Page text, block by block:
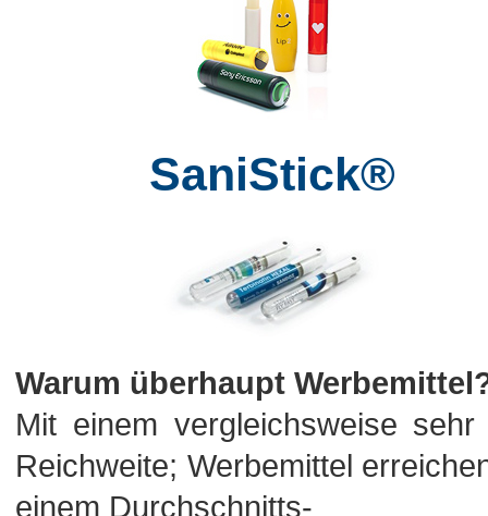
SaniStick®
Warum überhaupt
Mit einem vergleichsweise
Reichweite; Werbemittel
einem Durchschnitts-